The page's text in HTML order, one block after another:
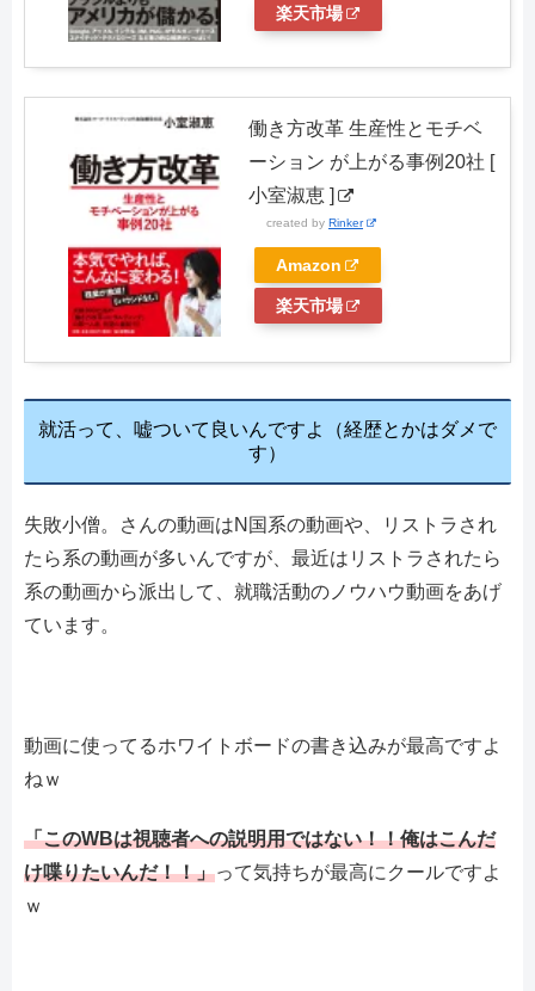
楽天市場
働き方改革 生産性とモチベ
ーション が上がる事例20社 [
小室淑恵 ]
created by Rinker
Amazon
楽天市場
就活って、嘘ついて良いんですよ（経歴とかはダメで
す）
失敗小僧。さんの動画はN国系の動画や、リストラされ
たら系の動画が多いんですが、最近はリストラされたら
系の動画から派出して、就職活動のノウハウ動画をあげ
ています。
動画に使ってるホワイトボードの書き込みが最高ですよ
ねｗ
「このWBは視聴者への説明用ではない！！俺はこんだ
け喋りたいんだ！！」って気持ちが最高にクールですよ
ｗ